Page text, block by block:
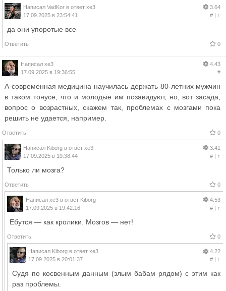
Написал VadKor в ответ xe3
17.09.2025 в 23:54:41
3.64
#| ↑
да они упоротые все
Ответить 0
Написал xe3
17.09.2025 в 19:36:55
4.43
#
А современная медицина научилась держать 80-летних мужчин
в таком тонусе, что и молодые им позавидуют, но, вот засада,
вопрос о возрастных, скажем так, проблемах с мозгами пока
решить не удается, например.
Ответить 0
Написал Kiborg в ответ xe3
17.09.2025 в 19:38:44
3.41
#| ↑
Только ли мозга?
Ответить 0
Написал xe3 в ответ Kiborg
17.09.2025 в 19:42:16
4.53
#| ↑
Ебутся — как кролики. Мозгов — нет!
Ответить 0
Написал Kiborg в ответ xe3
17.09.2025 в 20:01:37
4.22
#| ↑
Судя по косвенным данным (злым бабам рядом) с этим как
раз проблемы.